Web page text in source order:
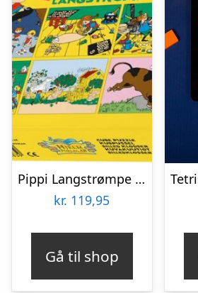
Pippi Langstrømpe – Puslespil Klodser – 12 Klodser
kr. 119,95
Gå til shop